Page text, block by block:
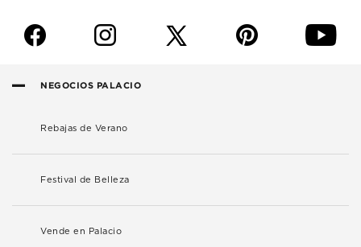
f i p y
NEGOCIOS PALACIO
Rebajas de Verano
Festival de Belleza
Vende en Palacio